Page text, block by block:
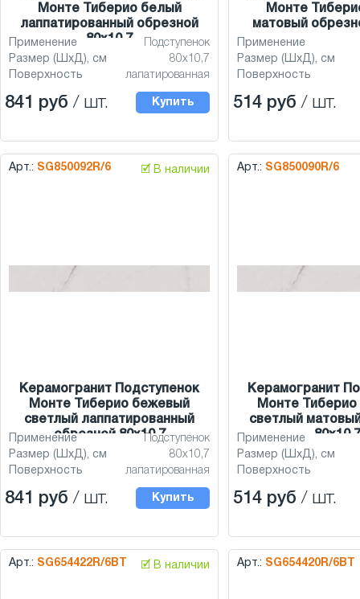
Монте Тиберио белый
лаппатированный обрезной
80x10,7
Применение
Подступенок
Размер (ШхД), см
80x10,7
Поверхность
лапатированная
841 руб / шт. Купить
Монте
матовый
Применение
Размер (ШхД), см
Поверхность
514 руб / шт.
Арт.: SG850092R/6 🗹 В наличии
Керамогранит Подступенок
Монте Тиберио бежевый
светлый лаппатированный
обрезной 80x10,7
Применение
Подступенок
Размер (ШхД), см
80x10,7
Поверхность
лапатированная
841 руб / шт. Купить
Арт.: SG850090R/6
Керамогранит
Монте
светлый
80x10,7
Применение
Размер (ШхД), см
Поверхность
514 руб / шт.
Арт.: SG654422R/6BT 🗹 В наличии Арт.: SG654420R/6BT